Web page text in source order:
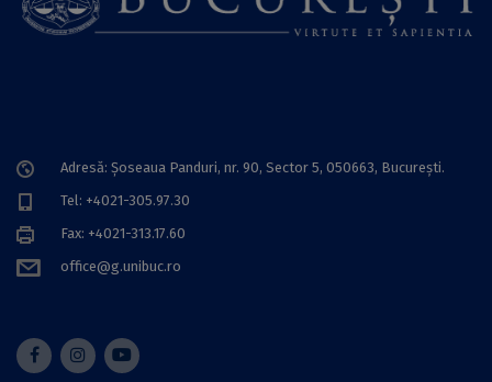
Adresă: Șoseaua Panduri, nr. 90, Sector 5, 050663, Bucureşti.
Tel: +4021-305.97.30
Fax: +4021-313.17.60
office@g.unibuc.ro